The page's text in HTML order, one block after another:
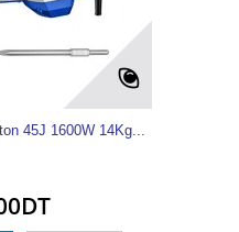
45J 1600W 14Kg...